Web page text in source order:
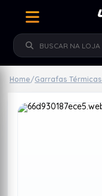
Home/Garrafas Térmicas